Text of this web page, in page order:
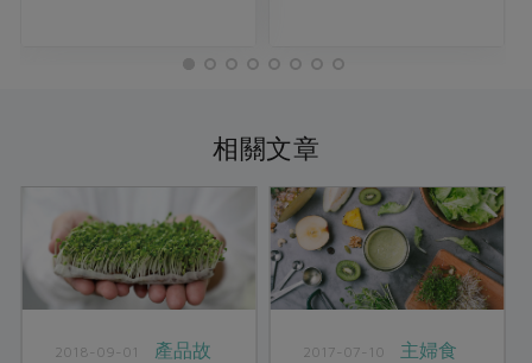
相關文章
2018-09-01
產品故
2017-07-10
主婦食